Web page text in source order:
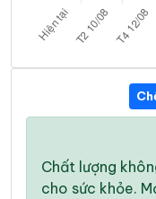
Chất lượng
cho sức khỏe.